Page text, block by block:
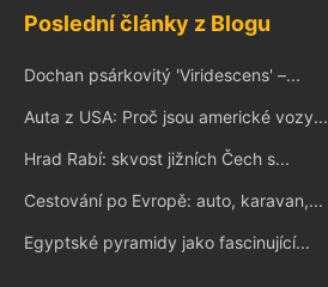
Poslední články z Blogu
Dochan psárkovitý 'Viridescens' –...
Auta z USA: Proč jsou americké vozy...
Hrad Rabí: skvost jižních Čech s...
Cestování po Evropě: auto, karavan,...
Egyptské pyramidy jako fascinující...